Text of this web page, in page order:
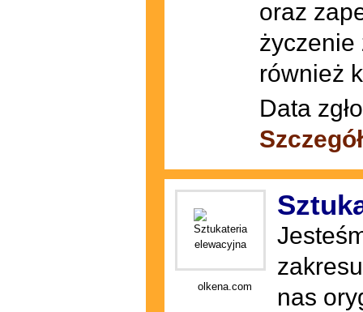
oraz
życzenie
również
Data
olkena.com
nas